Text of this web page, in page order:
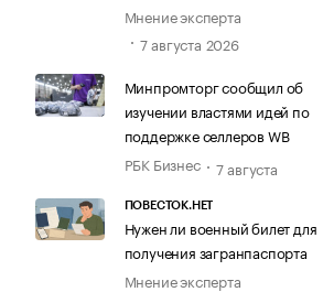
Мнение эксперта
7 августа 2026
Минпромторг сообщил об
изучении властями идей по
поддержке селлеров WB
РБК Бизнес
7 августа
ПОВЕСТОК.НЕТ
Нужен ли военный билет для
получения загранпаспорта
Мнение эксперта